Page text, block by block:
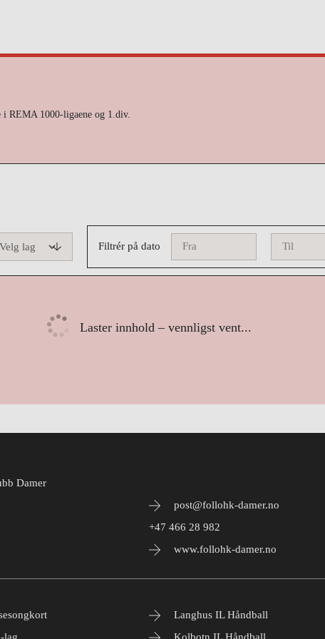
REMA 1000-ligaene og 1.div.
Filtrér på dato
Laster innhold – vennligst vent...
Damer
post@follohk-damer.no
+47 466 28 982
www.follohk-damer.no
lag
Langhus IL Håndball
Kolbotn IL Håndball